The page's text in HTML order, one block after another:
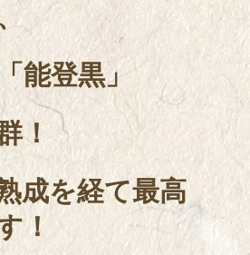
能登黒」
！
成を経て最高
！